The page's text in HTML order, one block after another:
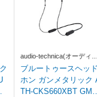
audio-technica(オーディ
テクニカ)
ブルートゥースヘッ
ホン ガンメタリック A
TH-CKS660XBT GM